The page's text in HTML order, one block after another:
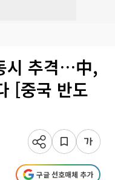
시 추격…中,
[중국 반도
구글 선호매체 추가